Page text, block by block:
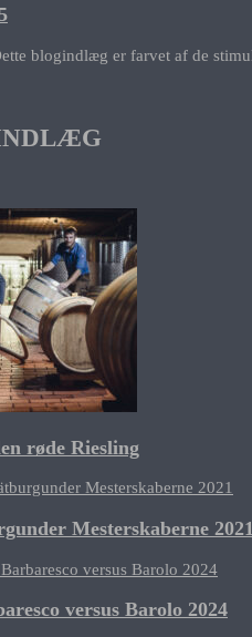
blogindlæg er farvet af de
røde Riesling
Mesterskaberne 2021
versus Barolo 2024